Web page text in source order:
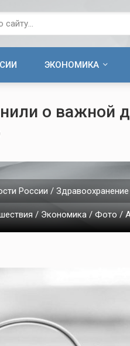
ЭКОНОМИКА
о важной
России /
/ Экономика / Фото /